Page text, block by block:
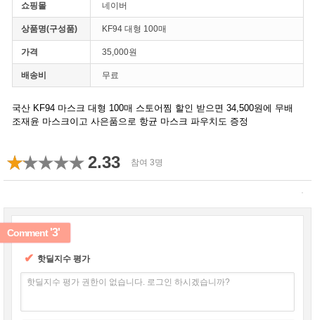
쇼핑몰 네이버
상품명(구성품) KF94 대형 100매
가격 35,000원
배송비 무료
국산 KF94 마스크 대형 100매 스토어찜 할인 받으면 34,500원에 무배
조재윤 마스크이고 사은품으로 항균 마스크 파우치도 증정
2.33 참여 3명
✔ 핫딜지수 평가
핫딜지수 평가 권한이 없습니다. 로그인 하시겠습니까?
Comment'3'